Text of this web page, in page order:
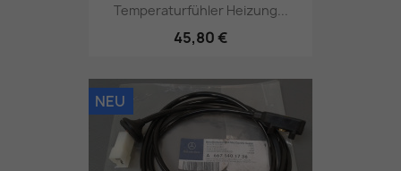
Temperaturfühler Heizung...
45,80 €
NEU